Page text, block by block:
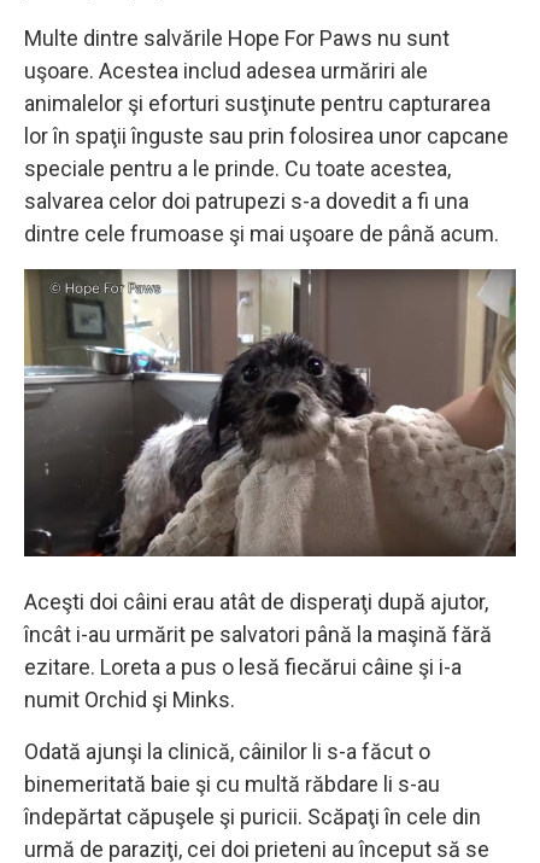
Multe dintre salvările Hope For Paws nu sunt
uşoare. Acestea includ adesea urmăriri ale
animalelor şi eforturi susţinute pentru capturarea
lor în spaţii înguste sau prin folosirea unor capcane
speciale pentru a le prinde. Cu toate acestea,
salvarea celor doi patrupezi s-a dovedit a fi una
dintre cele frumoase şi mai uşoare de până acum.
Aceşti doi câini erau atât de disperaţi după ajutor,
încât i-au urmărit pe salvatori până la maşină fără
ezitare. Loreta a pus o lesă fiecărui câine şi i-a
numit Orchid şi Minks.
Odată ajunşi la clinică, câinilor li s-a făcut o
binemeritată baie şi cu multă răbdare li s-au
îndepărtat căpuşele şi puricii. Scăpaţi în cele din
urmă de paraziţi, cei doi prieteni au început să se